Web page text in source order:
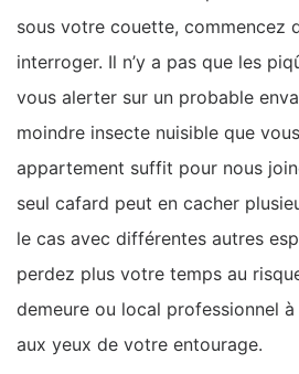
sous votre couette, commencez
interroger. Il n’y a pas que les
vous alerter sur un probable
moindre insecte nuisible que
appartement suffit pour nous
seul cafard peut en cacher
le cas avec différentes autres
perdez plus votre temps au
demeure ou local professionnel
aux yeux de votre entourage.